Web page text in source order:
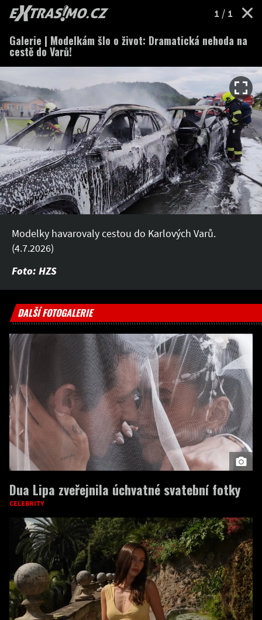
EXTRASIMO.cz 1 / 1
Galerie | Modelkám šlo o život: Dramatická nehoda na
cestě do Varů!
Modelky havarovaly cestou do Karlových Varů.
(4.7.2026)
Foto: HZS
DALŠÍ FOTOGALERIE
Dua Lipa zveřejnila úchvatné svatební fotky
CELEBRITY